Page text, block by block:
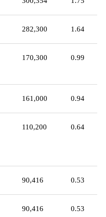
282,300 1.64
170,300 0.99
161,000 0.94
110,200 0.64
90,416 0.53
90,416 0.53